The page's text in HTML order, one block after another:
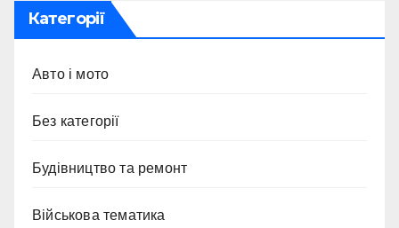
Категорії
Авто і мото
Без категорії
Будівництво та ремонт
Військова тематика